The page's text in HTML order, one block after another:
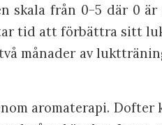
skala från 0-5 där 0 är
tid att förbättra sitt
månader av
aromaterapi. Dofter